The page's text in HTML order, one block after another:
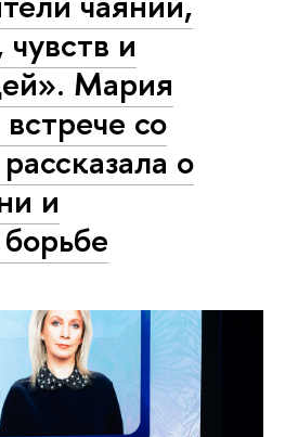
и
Мария
со
о
и